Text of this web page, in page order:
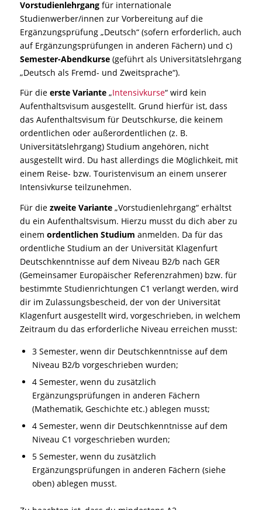
Vorstudienlehrgangfür internationale
Studienwerber/innen zur Vorbereitung auf die
Ergänzungsprüfung „Deutsch“ (sofern erforderlich, auch
auf Ergänzungsprüfungen in anderen Fächern) und c)
Semester-Abendkurse(geführt als Universitätslehrgang
„Deutsch als Fremd- und Zweitsprache“).
Für die erste Variante„Intensivkurse“ wird kein
Aufenthaltsvisum ausgestellt. Grund hierfür ist, dass
das Aufenthaltsvisum für Deutschkurse, die keinem
ordentlichen oder außerordentlichen (z. B.
Universitätslehrgang) Studium angehören, nicht
ausgestellt wird. Du hast allerdings die Möglichkeit, mit
einem Reise- bzw. Touristenvisum an einem unserer
Intensivkurse teilzunehmen.
Für die zweite Variante„Vorstudienlehrgang“ erhältst
du ein Aufenthaltsvisum. Hierzu musst du dich aber zu
einem ordentlichen Studium anmelden. Da für das
ordentliche Studium an der Universität Klagenfurt
Deutschkenntnisse auf dem Niveau B2/b nach GER
(Gemeinsamer Europäischer Referenzrahmen) bzw. für
bestimmte Studienrichtungen C1 verlangt werden, wird
dir im Zulassungsbescheid, der von der Universität
Klagenfurt ausgestellt wird, vorgeschrieben, in welchem
Zeitraum du das erforderliche Niveau erreichen musst:
3 Semester, wenn dir Deutschkenntnisse auf dem
Niveau B2/b vorgeschrieben wurden;
4 Semester, wenn du zusätzlich
Ergänzungsprüfungen in anderen Fächern
(Mathematik, Geschichte etc.) ablegen musst;
4 Semester, wenn dir Deutschkenntnisse auf dem
Niveau C1 vorgeschrieben wurden;
5 Semester, wenn du zusätzlich
Ergänzungsprüfungen in anderen Fächern (siehe
oben) ablegen musst.